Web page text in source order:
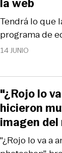
14 JUNIO
Tendrá lo que
programa de
la web
"¿Rojo lo va a
"¿Rojo lo
hicieron
imagen